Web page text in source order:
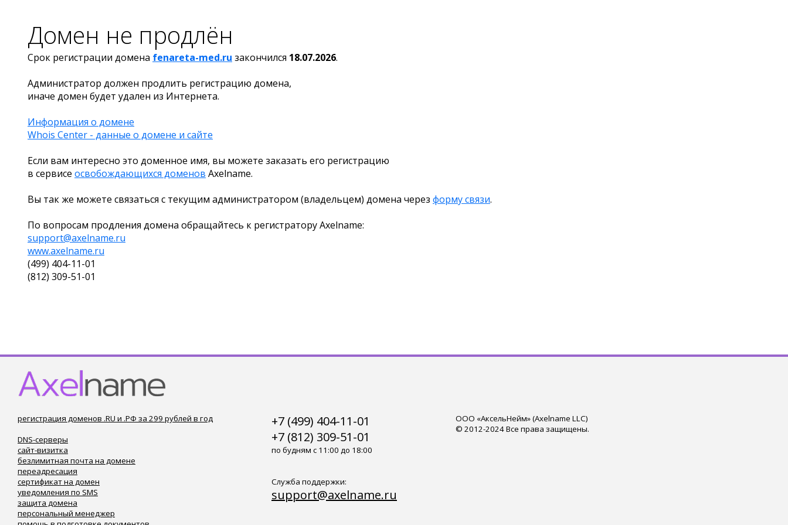
Домен не продлён
Срок регистрации домена fenareta-med.ru закончился 18.07.2026.
Администратор должен продлить регистрацию домена,
иначе домен будет удален из Интернета.
Информация о домене
Whois Center - данные о домене и сайте
Если вам интересно это доменное имя, вы можете заказать его регистрацию
в сервисе освобождающихся доменов Axelname.
Вы так же можете связаться с текущим администратором (владельцем) домена через форму связи.
По вопросам продления домена обращайтесь к регистратору Axelname:
support@axelname.ru
www.axelname.ru
(499) 404-11-01
(812) 309-51-01
регистрация доменов .RU и .РФ за 299 рублей в год
DNS-серверы
сайт-визитка
безлимитная почта на домене
переадресация
сертификат на домен
уведомления по SMS
защита домена
персональный менеджер
+7 (499) 404-11-01
+7 (812) 309-51-01
по будням с 11:00 до 18:00
Служба поддержки:
support@axelname.ru
ООО «АксельНейм» (Axelname LLC)
© 2012-2024 Все права защищены.